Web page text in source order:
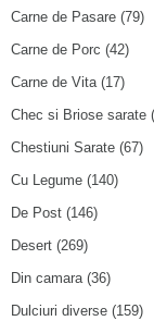
Carne de Pasare (79)
Carne de Porc (42)
Carne de Vita(17)
Chec si Briose sarate
Chestiuni Sarate (67)
Cu Legume (140)
De Post (146)
Desert (269)
Din camara(36)
Dulciuri diverse (159)